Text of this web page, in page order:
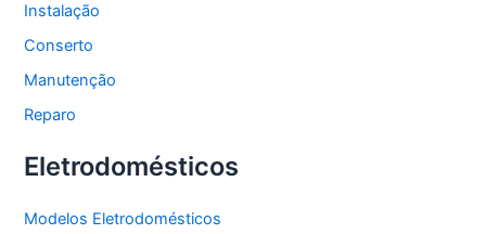
Instalação
Conserto
Manutenção
Reparo
Eletrodomésticos
Modelos Eletrodomésticos